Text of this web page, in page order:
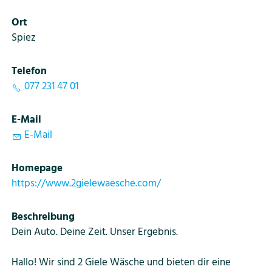
Ort
Spiez
Telefon
077 231 47 01
E-Mail
E-Mail
Homepage
https://www.2gielewaesche.com/
Beschreibung
Dein Auto. Deine Zeit. Unser Ergebnis.
Hallo! Wir sind 2 Giele Wäsche und bieten dir eine